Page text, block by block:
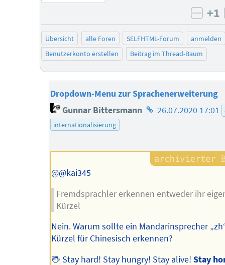
+1
Übersicht alle Foren SELFHTML-Forum
anmelden
Benutzerkonto erstellen
Beitrag im Thread-Baum
Dropdown-Menu zur Sprachenerweiterung
Gunnar Bittersmann Homepage
26.07.2020 17:01
internationalisierung
@@kai345
Fremdsprachler erkennen entweder ihr
Kürzel
Nein. Warum sollte ein Mandarinsprecher
Kürzel für Chinesisch erkennen?
🖖 Stay hard! Stay hungry! Stay alive!Stay